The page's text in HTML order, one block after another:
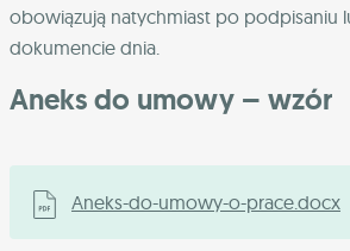
obowiązują natychmiast po podpisaniu
dokumencie dnia.
Aneks do umowy – wzór
Aneks-do-umowy-o-prace.docx